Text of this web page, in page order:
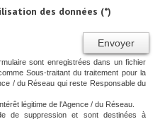
des données (*)
Envoyer
sont enregistrées dans un fichier
Sous-traitant du traitement pour la
/ du Réseau qui reste Responsable du
légitime de l'Agence / du Réseau.
de suppression et sont destinées à